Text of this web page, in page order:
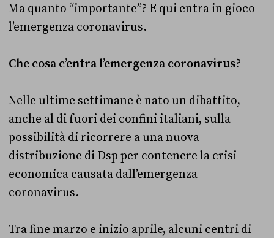
Ma quanto “importante”? E qui entra in gioco
l’emergenza coronavirus.
Che cosa c’entra l’emergenza coronavirus?
Nelle ultime settimane è nato un dibattito,
anche al di fuori dei confini italiani, sulla
possibilità di ricorrere a una nuova
distribuzione di Dsp per contenere la crisi
economica causata dall’emergenza
coronavirus.
Tra fine marzo e inizio aprile, alcuni centri di